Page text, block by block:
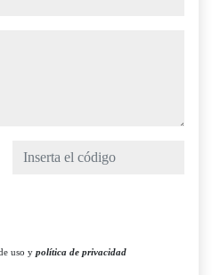
uso y política de privacidad